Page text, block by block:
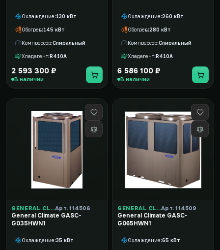
Охлаждение 130 кВт
Обогрев 145 кВт
Компрессор Спиральный
Хладагент R410A
2 593 300 ₽
В наличии
Охлаждение 260 кВт
Обогрев 280 кВт
Компрессор Спиральный
Хладагент R410A
6 586 100 ₽
В наличии
GENERAL CLIMATEАрт. 114508
General Climate GASC-
G035HWN1
Охлаждение 35 кВт
GENERAL CLIMATEАрт. 114509
General Climate GASC-
G065HWN1
Охлаждение 65 кВт